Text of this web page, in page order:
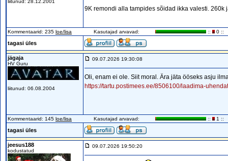
liitunud: 28.12.2001
9K remondi alla tampides sõidad ikka valesti.
Kommentaarid: 235 loe/lisa Kasutajad arvavad: :: 0 ::
tagasi üles
jägaja
HV Guru
liitunud: 06.08.2004
09.07.2026 19:30:08
Oli, enam ei ole. Siit moral. Ära jäta ööseks asju
https://tartu.postimees.ee/8506100/laadima-
Kommentaarid: 145 loe/lisa Kasutajad arvavad: :: 1 ::
tagasi üles
jeesus188
kodustatud
09.07.2026 19:50:20